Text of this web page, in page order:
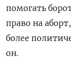
помогать
право на
более
он.